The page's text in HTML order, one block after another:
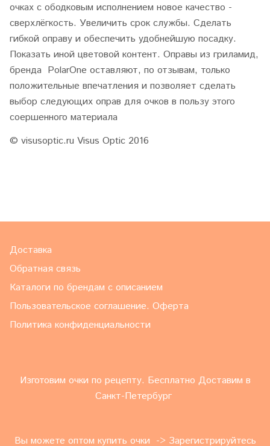
очках с ободковым исполнением новое качество -
сверхлёгкость. Увеличить срок службы. Сделать
гибкой оправу и обеспечить удобнейшую посадку.
Показать иной цветовой контент. Оправы из гриламид,
бренда PolarOne оставляют, по отзывам, только
положительные впечатления и позволяет сделать
выбор следующих оправ для очков в пользу этого
соершенного материала
© visusoptic.ru Visus Optic 2016
Доставка
Обратная связь
Каталоги по брендам с описанием
Пользовательское соглашение. Оферта
Политика конфиденциальности
Изготовим очки по рецепту. Бесплатно Доставим в
Санкт-Петербург
Вы можете оптом купить очки -> Зарегистрируйтесь